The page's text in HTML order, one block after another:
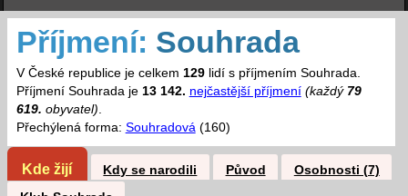
Příjmení: Souhrada
V České republice je celkem 129lidí s příjmením Souhrada.
Příjmení Souhrada je 13 142. nejčastější příjmení (každý 79
619. obyvatel).
Přechýlená forma: Souhradová(160)
Kde žijí Kdy se narodili Původ
Osobnosti (7)